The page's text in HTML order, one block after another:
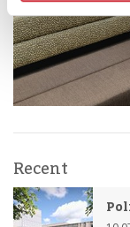
Recent